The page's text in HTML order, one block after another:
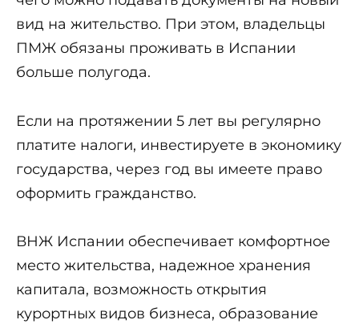
вид на жительство. При этом, владельцы
ПМЖ обязаны проживать в Испании
больше полугода.
Если на протяжении 5 лет вы регулярно
платите налоги, инвестируете в экономику
государства, через год вы имеете право
оформить гражданство.
ВНЖ Испании обеспечивает комфортное
место жительства, надежное хранения
капитала, возможность открытия
курортных видов бизнеса, образование